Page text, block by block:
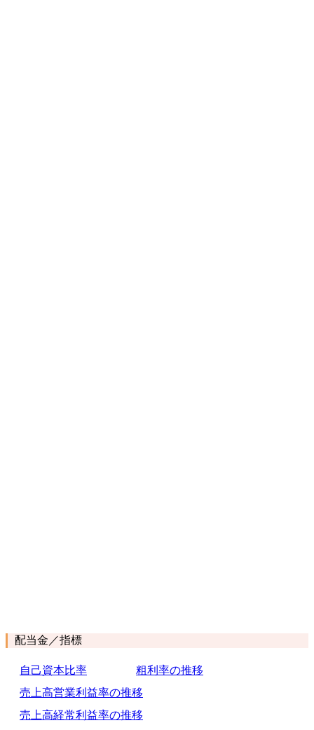
配当金／指標
自己資本比率
粗利率の推移
売上高営業利益率の推移
売上高経常利益率の推移